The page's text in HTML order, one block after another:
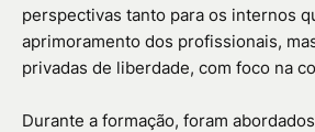
perspectivas tanto para os internos
aprimoramento dos profissionais,
privadas de liberdade, com foco na
Durante a formação, foram